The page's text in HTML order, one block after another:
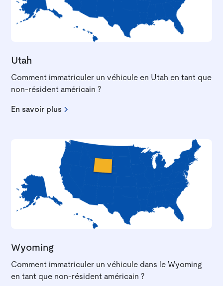
Utah
Comment immatriculer un véhicule en Utah en tant que
non-résident américain ?
En savoir plus
Wyoming
Comment immatriculer un véhicule dans le Wyoming
en tant que non-résident américain ?